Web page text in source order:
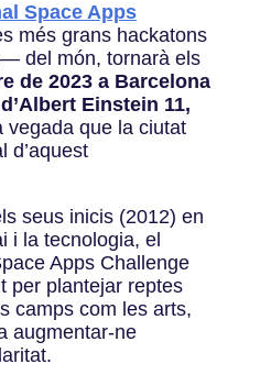
Space Apps
més grans hackatons
del món, tornarà els
de 2023 a Barcelona
Einstein 11,
vegada que la ciutat
d’aquest
seus inicis (2012) en
i la tecnologia, el
Apps Challenge
per plantejar reptes
camps com les arts,
augmentar-ne